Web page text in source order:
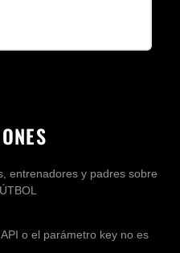
entrenadores y padres sobre
o el parámetro key no es